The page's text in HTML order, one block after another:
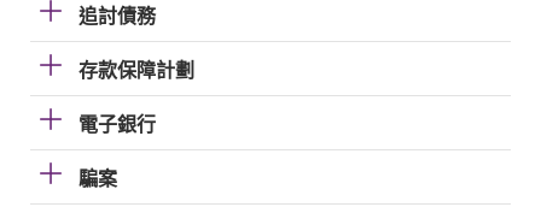
追討債務
存款保障計劃
電子銀行
騙案